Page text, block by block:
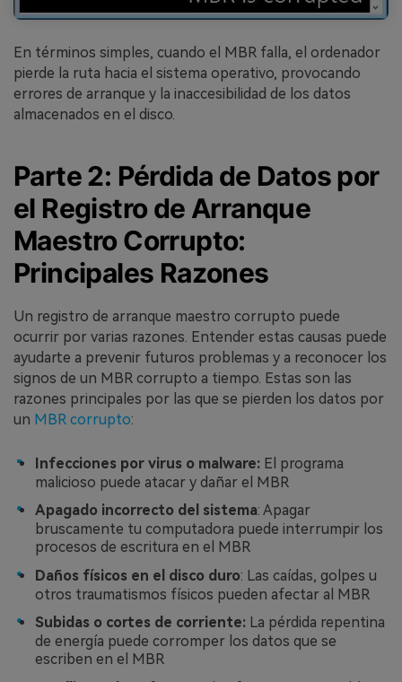
En términos simples, cuando el MBR falla, el ordenador
pierde la ruta hacia el sistema operativo, provocando
errores de arranque y la inaccesibilidad de los datos
almacenados en el disco.
Parte 2: Pérdida de Datos por
el Registro de Arranque
Maestro Corrupto:
Principales Razones
Un registro de arranque maestro corrupto puede
ocurrir por varias razones. Entender estas causas puede
ayudarte a prevenir futuros problemas y a reconocer los
signos de un MBR corrupto a tiempo. Estas son las
razones principales por las que se pierden los datos por
un MBR corrupto:
Infecciones por virus o malware: El programa
malicioso puede atacar y dañar el MBR
Apagado incorrecto del sistema: Apagar
bruscamente tu computadora puede interrumpir los
procesos de escritura en el MBR
Daños físicos en el disco duro: Las caídas, golpes u
otros traumatismos físicos pueden afectar al MBR
Subidas o cortes de corriente: La pérdida repentina
de energía puede corromper los datos que se
escriben en el MBR